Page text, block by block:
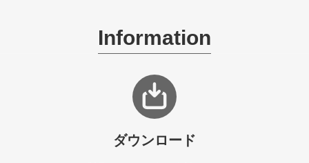
Information
ダウンロード